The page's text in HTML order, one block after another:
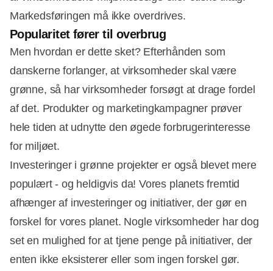
Markedsføringen må ikke overdrives.
Popularitet fører til overbrug
Men hvordan er dette sket? Efterhånden som
danskerne forlanger, at virksomheder skal være
grønne, så har virksomheder forsøgt at drage fordel
af det. Produkter og marketingkampagner prøver
hele tiden at udnytte den øgede forbrugerinteresse
for miljøet.
Investeringer i grønne projekter er også blevet mere
populært - og heldigvis da! Vores planets fremtid
afhænger af investeringer og initiativer, der gør en
forskel for vores planet. Nogle virksomheder har dog
set en mulighed for at tjene penge på initiativer, der
enten ikke eksisterer eller som ingen forskel gør.